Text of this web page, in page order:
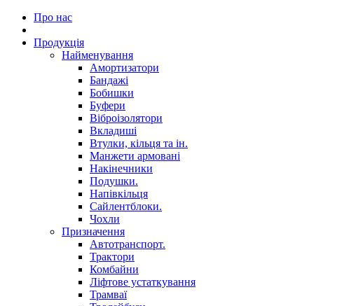
Про нас
Продукція
Найменування
Амортизатори
Бандажі
Бобишки
Буфери
Віброізолятори
Вкладиші
Втулки, кільця та ін.
Манжети армовані
Накінечники
Подушки.
Напівкільця
Сайлентблоки.
Чохли
Призначення
Автотранспорт.
Трактори
Комбайни
Ліфтове устаткування
Трамваї